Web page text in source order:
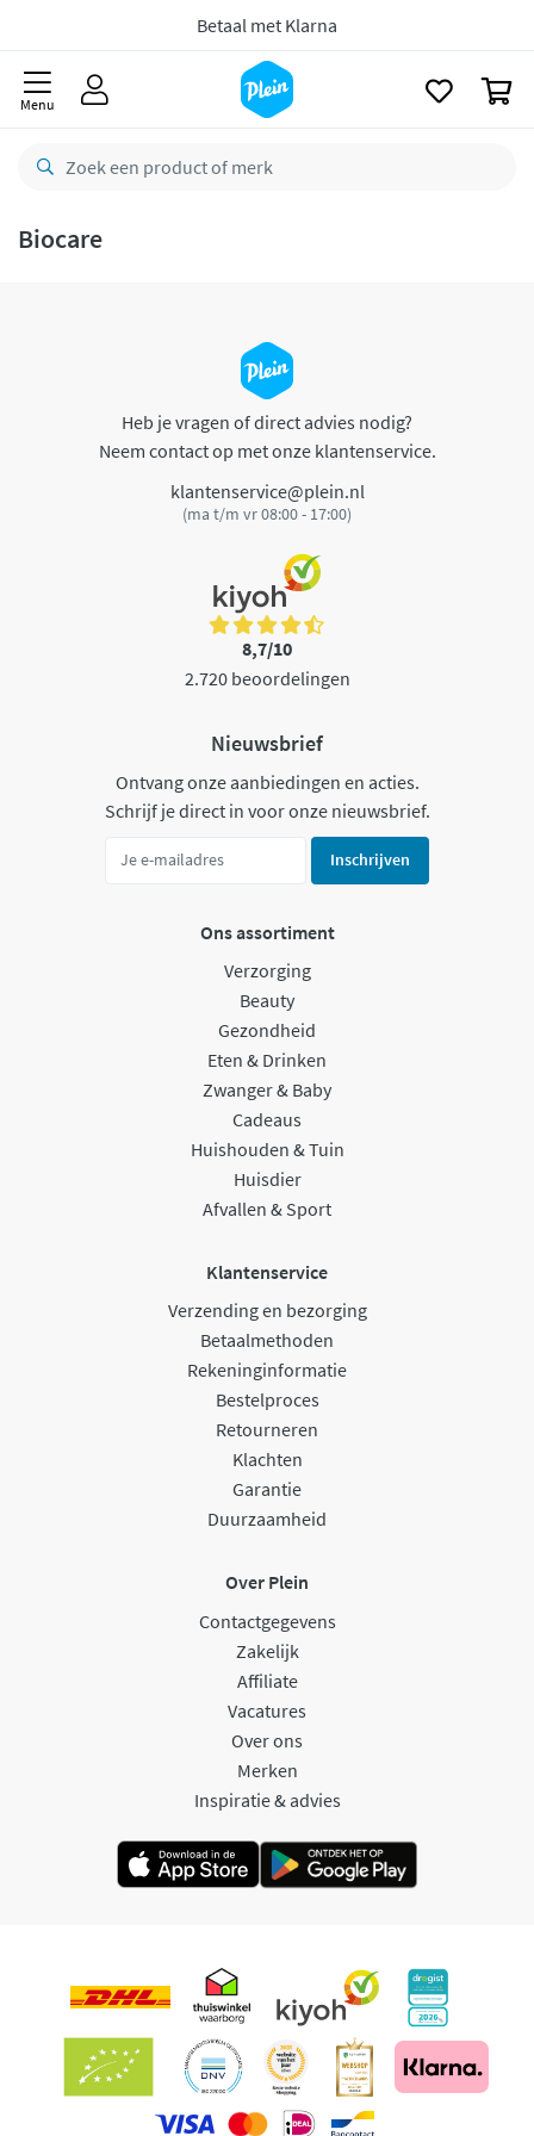
Betaal met Klarna
Menu
Biocare
Heb je vragen of direct advies nodig?
Neem contact op met onze klantenservice.
klantenservice@plein.nl
(ma t/m vr 08:00 - 17:00)
8,7/10
2.720 beoordelingen
Nieuwsbrief
Ontvang onze aanbiedingen en acties.
Schrijf je direct in voor onze nieuwsbrief.
Inschrijven
Ons assortiment
Verzorging
Beauty
Gezondheid
Eten & Drinken
Zwanger & Baby
Cadeaus
Huishouden & Tuin
Huisdier
Afvallen & Sport
Klantenservice
Verzending en bezorging
Betaalmethoden
Rekeninginformatie
Bestelproces
Retourneren
Klachten
Garantie
Duurzaamheid
Over Plein
Contactgegevens
Zakelijk
Affiliate
Vacatures
Over ons
Merken
Inspiratie & advies